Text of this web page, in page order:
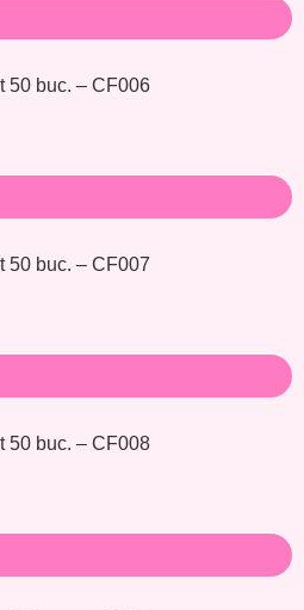
50 buc. – CF006
50 buc. – CF007
50 buc. – CF008